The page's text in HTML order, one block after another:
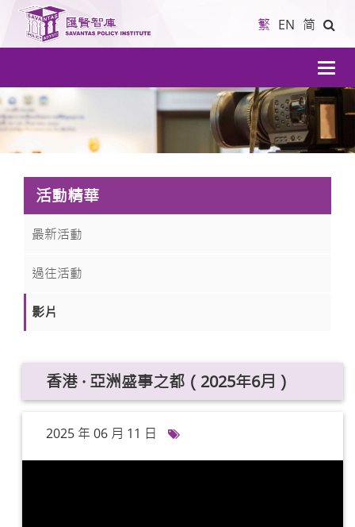
繁 EN 简
導
航
活動精華
最新活動
過往活動
影片
香港 · 亞洲盛事之都（2025年6月）
2025 年 06 月 11 日